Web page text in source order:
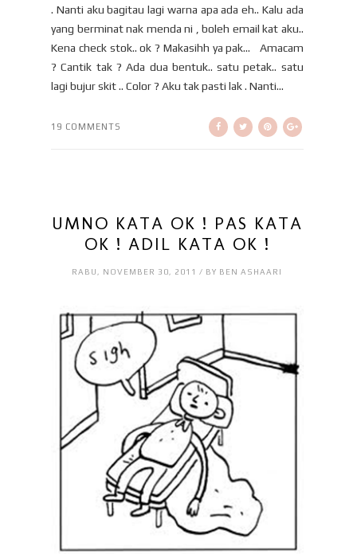
. Nanti aku bagitau lagi warna apa ada eh.. Kalu ada
yang berminat nak menda ni , boleh email kat aku..
Kena check stok.. ok ? Makasihh ya pak… Amacam
? Cantik tak ? Ada dua bentuk.. satu petak.. satu
lagi bujur skit .. Color ? Aku tak pasti lak . Nanti...
19 COMMENTS
UMNO KATA OK ! PAS KATA
OK ! ADIL KATA OK !
RABU, NOVEMBER 30, 2011 / BY BEN ASHAARI